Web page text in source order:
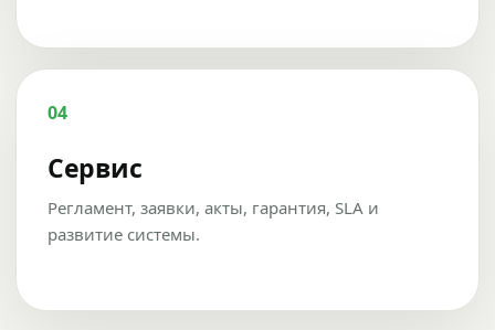
04
Сервис
Регламент, заявки, акты, гарантия, SLA и
развитие системы.